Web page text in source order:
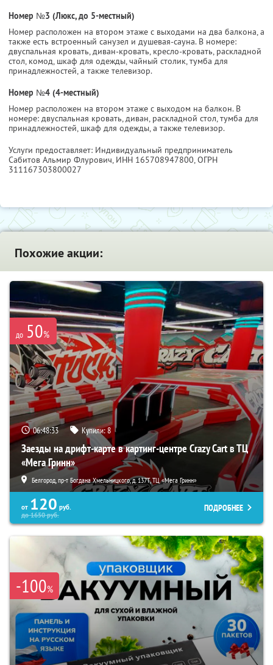
Номер №3 (Люкс, до 5-местный)
Номер расположен на втором этаже с выходами на два балкона, а
также есть встроенный санузел и душевая-сауна. В номере:
двуспальная кровать, диван-кровать, кресло-кровать, раскладной
стол, комод, шкаф для одежды, чайный столик, тумба для
принадлежностей, а также телевизор.
Номер №4 (4-местный)
Номер расположен на втором этаже с выходом на балкон. В
номере: двуспальная кровать, диван, раскладной стол, тумба для
принадлежностей, шкаф для одежды, а также телевизор.
Услуги предоставляет: Индивидуальный предприниматель
Сабитов Альмир Флурович, ИНН 165708947800, ОГРН
311167303800027
Похожие акции:
до 50%
06:48:31 Купили:8
Заезды на дрифт-карте в картинг-центре Crazy Cart в ТЦ
«Мега Гринн»
Белгород, пр-т Богдана Хмельницкого, д. 137Т, ТЦ «Мега Гринн»
от 120 руб.
до1650руб.
ПОДРОБНЕЕ
-100%